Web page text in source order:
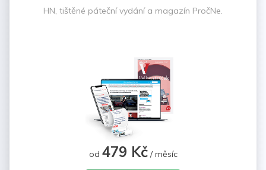
HN, tištěné páteční vydání a magazín PročNe.
od 479 Kč/ měsíc